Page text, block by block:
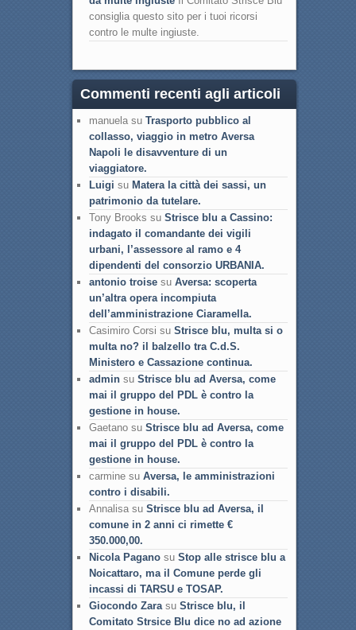
consiglia questo sito per i tuoi ricorsi
contro le multe ingiuste.
Commenti recenti agli articoli
manuela su Trasporto pubblico al
collasso, viaggio in metro Aversa
Napoli le disavventure di un
viaggiatore.
Luigi su Matera la città dei sassi, un
patrimonio da tutelare.
Tony Brooks su Strisce blu a Cassino:
indagato il comandante dei vigili
urbani, l’assessore al ramo e 4
dipendenti del consorzio URBANIA.
antonio troisesu Aversa: scoperta
un’altra opera incompiuta
dell’amministrazione Ciaramella.
Casimiro Corsi su Strisce blu, multa si o
multa no? il balzello tra C.d.S.
Ministero e Cassazione continua.
adminsu Strisce blu ad Aversa, come
mai il gruppo del PDL è contro la
gestione in house.
Gaetano su Strisce blu ad Aversa, come
mai il gruppo del PDL è contro la
gestione in house.
carmine su Aversa, le amministrazioni
contro i disabili.
Annalisa su Strisce blu ad Aversa, il
comune in 2 anni ci rimette €
350.000,00.
Nicola Paganosu Stop alle strisce blu a
Noicattaro, ma il Comune perde gli
incassi di TARSU e TOSAP.
Giocondo Zarasu Strisce blu, il
Comitato Strsice Blu dice no ad azione